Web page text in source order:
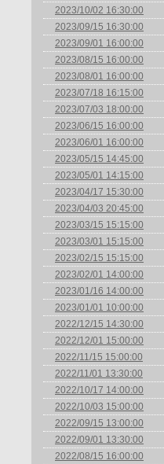
2023/10/02 16:30:00
2023/09/15 16:30:00
2023/09/01 16:00:00
2023/08/15 16:00:00
2023/08/01 16:00:00
2023/07/18 16:15:00
2023/07/03 18:00:00
2023/06/15 16:00:00
2023/06/01 16:00:00
2023/05/15 14:45:00
2023/05/01 14:15:00
2023/04/17 15:30:00
2023/04/03 20:45:00
2023/03/15 15:15:00
2023/03/01 15:15:00
2023/02/15 15:15:00
2023/02/01 14:00:00
2023/01/16 14:00:00
2023/01/01 10:00:00
2022/12/15 14:30:00
2022/12/01 15:00:00
2022/11/15 15:00:00
2022/11/01 13:30:00
2022/10/17 14:00:00
2022/10/03 15:00:00
2022/09/15 13:00:00
2022/09/01 13:30:00
2022/08/15 16:00:00